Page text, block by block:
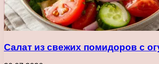
Салат из свежих помидоров с